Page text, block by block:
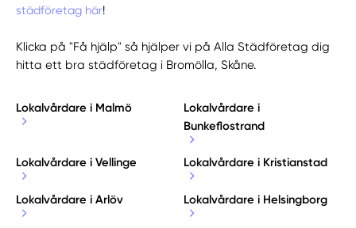
städföretag här!
Klicka på "Få hjälp" så hjälper vi på Alla Städföretag dig
hitta ett bra städföretag i Bromölla, Skåne.
Lokalvårdare i Malmö
Lokalvårdare i
Bunkeflostrand
Lokalvårdare i Vellinge Lokalvårdare i Kristianstad
Lokalvårdare i Arlöv Lokalvårdare i Helsingborg